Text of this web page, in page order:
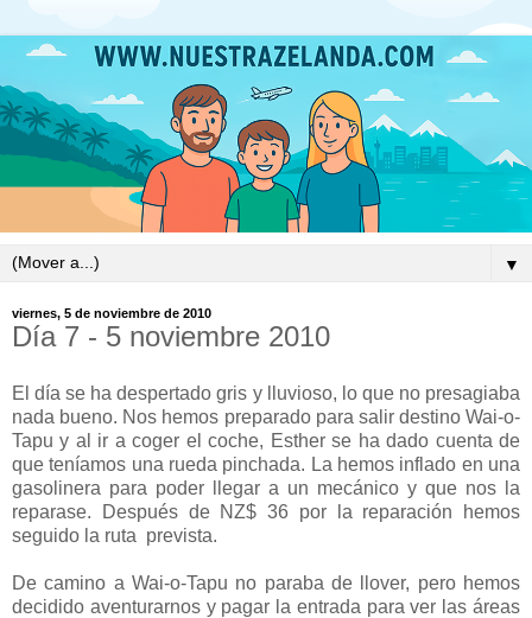
▼
viernes, 5 de noviembre de 2010
Día 7 - 5 noviembre 2010
El día se ha despertado gris y lluvioso, lo que no presagiaba
nada bueno. Nos hemos preparado para salir destino Wai-o-
Tapu y al ir a coger el coche, Esther se ha dado cuenta de
que teníamos una rueda pinchada. La hemos inflado en una
gasolinera para poder llegar a un mecánico y que nos la
reparase. Después de NZ$ 36 por la reparación hemos
seguido la ruta prevista.
De camino a Wai-o-Tapu no paraba de llover, pero hemos
decidido aventurarnos y pagar la entrada para ver las áreas